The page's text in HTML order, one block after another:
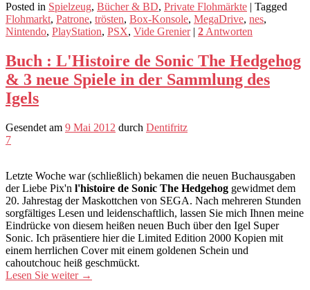
Posted in Spielzeug, Bücher & BD, Private Flohmärkte | Tagged
Flohmarkt, Patrone, trösten, Box-Konsole, MegaDrive, nes,
Nintendo, PlayStation, PSX, Vide Grenier | 2 Antworten
Buch : L'Histoire de Sonic The Hedgehog
& 3 neue Spiele in der Sammlung des
Igels
Gesendet am 9 Mai 2012 durch Dentifritz
7
Letzte Woche war (schließlich) bekamen die neuen Buchausgaben
der Liebe Pix'n l'histoire de Sonic The Hedgehog gewidmet dem
20. Jahrestag der Maskottchen von SEGA. Nach mehreren Stunden
sorgfältiges Lesen und leidenschaftlich, lassen Sie mich Ihnen meine
Eindrücke von diesem heißen neuen Buch über den Igel Super
Sonic. Ich präsentiere hier die Limited Edition 2000 Kopien mit
einem herrlichen Cover mit einem goldenen Schein und
cahoutchouc heiß geschmückt.
Lesen Sie weiter →